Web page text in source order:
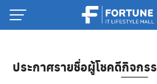
Skip
ประกาศรายชื่อผู้โชคดีกิจกร